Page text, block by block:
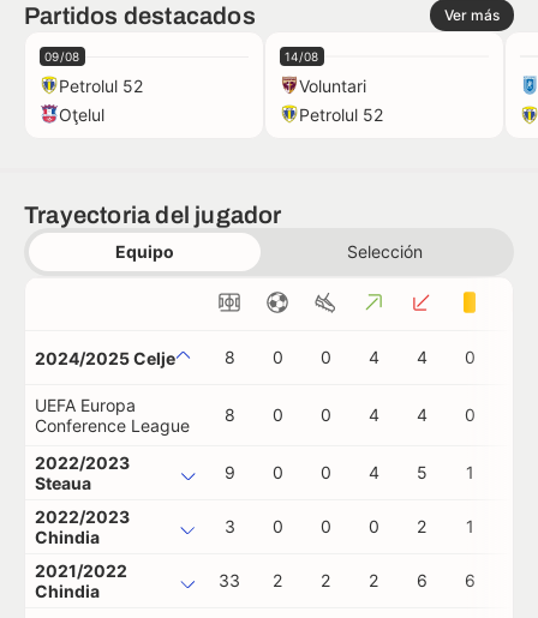
Partidos destacados Ver más
09/08
Petrolul 52
Oţelul
14/08
Voluntari
Petrolul 52
Trayectoria del jugador
Equipo Selección
2024/2025 Celje 8 0 0 4 4 0
UEFA Europa
Conference League
8 0 0 4 4 0
2022/2023
Steaua
9 0 0 4 5 1
2022/2023
Chindia
3 0 0 0 2 1
2021/2022
Chindia
33 2 2 2 6 6